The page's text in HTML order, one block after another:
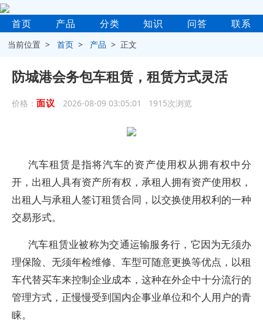
首页 产品 分类 知识 问答 联系
当前位置 >首页 > 产品 > 正文
防城港会务包车租赁，租赁方式灵活
价格： 面议 2026-08-09 03:05:01 1915次浏览
汽车租赁是指将汽车的资产使用权从拥有权中分
开，出租人具有资产所有权，承租人拥有资产使用权，
出租人与承租人签订租赁合同，以交换使用权利的一种
交易形式。
汽车租赁业被称为交通运输服务行，它因为无须办
理保险、无须年检维修、车型可随意更换等优点，以租
车代替买车来控制企业成本，这种在外企中十分流行的
管理方式，正慢慢受到国内企事业单位和个人用户的青
睐。